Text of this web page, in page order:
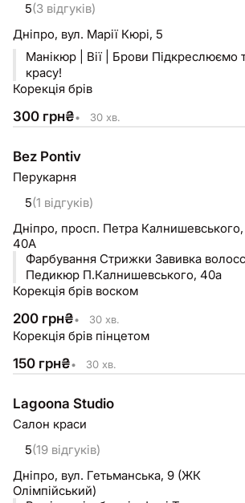
5(3 відгуків)
Дніпро, вул. Марії Кюрі, 5
Манікюр | Вії | Брови
красу!
Корекція брів
300 грн₴• 30 хв.
Bez Pontiv
Перукарня
5(1 відгуків)
Дніпро, просп. Петра Калнишевського,
40А
Фарбування Стрижки Завивка
Педикюр П.Калнишевського, 40а
Корекція брів воском
200 грн₴• 30 хв.
Корекція брів пінцетом
150 грн₴• 30 хв.
Lagoona Studio
Салон краси
5(19 відгуків)
Дніпро, вул. Гетьманська, 9 (ЖК
Олімпійський)